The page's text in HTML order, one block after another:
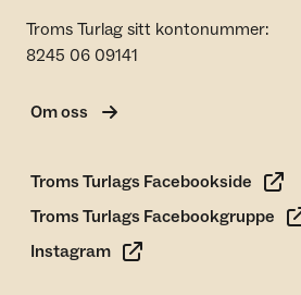
Troms Turlag sitt kontonummer:
8245 06 09141
Om oss
Troms Turlags Facebookside
Troms Turlags Facebookgruppe
Instagram